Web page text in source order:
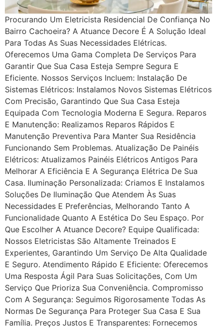
Procurando Um Eletricista Residencial De Confiança No
Bairro Cachoeira? A Atuance Decore É A Solução Ideal
Para Todas As Suas Necessidades Elétricas.
Oferecemos Uma Gama Completa De Serviços Para
Garantir Que Sua Casa Esteja Sempre Segura E
Eficiente. Nossos Serviços Incluem: Instalação De
Sistemas Elétricos: Instalamos Novos Sistemas Elétricos
Com Precisão, Garantindo Que Sua Casa Esteja
Equipada Com Tecnologia Moderna E Segura. Reparos
E Manutenção: Realizamos Reparos Rápidos E
Manutenção Preventiva Para Manter Sua Residência
Funcionando Sem Problemas. Atualização De Painéis
Elétricos: Atualizamos Painéis Elétricos Antigos Para
Melhorar A Eficiência E A Segurança Elétrica De Sua
Casa. Iluminação Personalizada: Criamos E Instalamos
Soluções De Iluminação Que Atendem Às Suas
Necessidades E Preferências, Melhorando Tanto A
Funcionalidade Quanto A Estética Do Seu Espaço. Por
Que Escolher A Atuance Decore? Equipe Qualificada:
Nossos Eletricistas São Altamente Treinados E
Experientes, Garantindo Um Serviço De Alta Qualidade
E Seguro. Atendimento Rápido E Eficiente: Oferecemos
Uma Resposta Ágil Para Suas Solicitações, Com Um
Serviço Que Prioriza Sua Conveniência. Compromisso
Com A Segurança: Seguimos Rigorosamente Todas As
Normas De Segurança Para Proteger Sua Casa E Sua
Família. Preços Justos E Transparentes: Fornecemos